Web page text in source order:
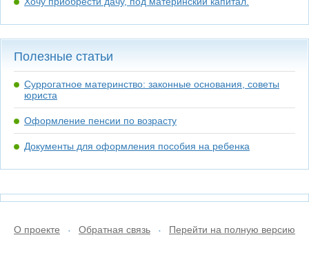
Полезные статьи
Суррогатное материнство: законные основания, советы
юриста
Оформление пенсии по возрасту
Документы для оформления пособия на ребенка
О проекте • Обратная связь • Перейти на полную версию